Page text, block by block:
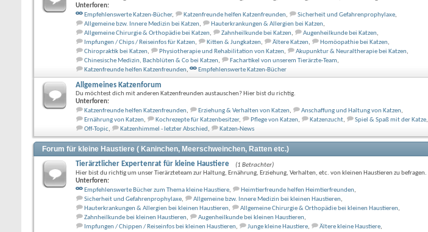
Unterforen:
Empfehlenswerte Katzen-Bücher, Katzenfreunde helfen Katzenfreunden, Sicherheit und Gefahrenprophylaxe,
Allgemeine bzw. Innere Medizin bei Katzen, Hauterkrankungen & Allergien bei Katzen,
Allgemeine Chirurgie & Orthopädie bei Katzen, Zahnheilkunde bei Katzen, Augenheilkunde bei Katzen,
Impfungen / Chips / Reiseinfos für Katzen, Kitten & Jungkatzen, Ältere Katzen, Homöopathie bei Katzen,
Chiropraktik bei Katzen, Physiotherapie und Rehabilitation von Katzen, Akupunktur & Neuraltherapie bei Katzen,
Chinesische Medizin, Bachblüten & Co bei Katzen, Fachartikel von unserem Tierärzte-Team,
Katzenfreunde helfen Katzenfreunden, Empfehlenswerte Katzen-Bücher
Allgemeines Katzenforum
Du möchtest dich mit anderen Katzenfreunden austauschen? Hier bist du richtig.
Unterforen:
Katzenfreunde helfen Katzenfreunden, Erziehung & Verhalten von Katzen, Anschaffung und Haltung von Katzen,
Ernährung von Katzen, Kochrezepte für Katzenbesitzer, Pflege von Katzen, Katzenzucht, Spiel & Spaß mit der Katze,
Off-Topic, Katzenhimmel - letzter Abschied, Katzen-News
Forum für kleine Haustiere ( Kaninchen, Meerschweinchen, Ratten etc.)
Tierärztlicher Expertenrat für kleine Haustiere
(1 Betrachter)
Hier bist du richtig um unser Tierärzteteam zur Haltung, Ernährung, Erziehung, Verhalten, etc. von kleinen Haustieren zu befragen.
Unterforen:
Empfehlenswerte Bücher zum Thema kleine Haustiere, Heimtierfreunde helfen Heimtierfreunden,
Sicherheit und Gefahrenprophylaxe, Allgemeine bzw. Innere Medizin bei kleinen Haustieren,
Hauterkrankungen & Allergien bei kleinen Haustieren, Allgemeine Chirurgie & Orthopädie bei kleinen Haustieren,
Zahnheilkunde bei kleinen Haustieren, Augenheilkunde bei kleinen Haustieren,
Impfungen / Chippen / Reiseinfos bei kleinen Haustieren, Junge kleine Haustiere, Ältere kleine Haustiere,